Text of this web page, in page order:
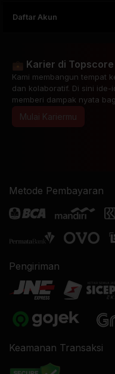
Daftar Akun
Karier di Topscore
Kami membangun tempat
dan kolaboratif. Di sini
memberi dampak nyata
Mulai Kariermu
Metode Pembayaran
Pengiriman
Keamanan Transaksi